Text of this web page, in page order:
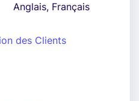
Anglais, Français
des Clients